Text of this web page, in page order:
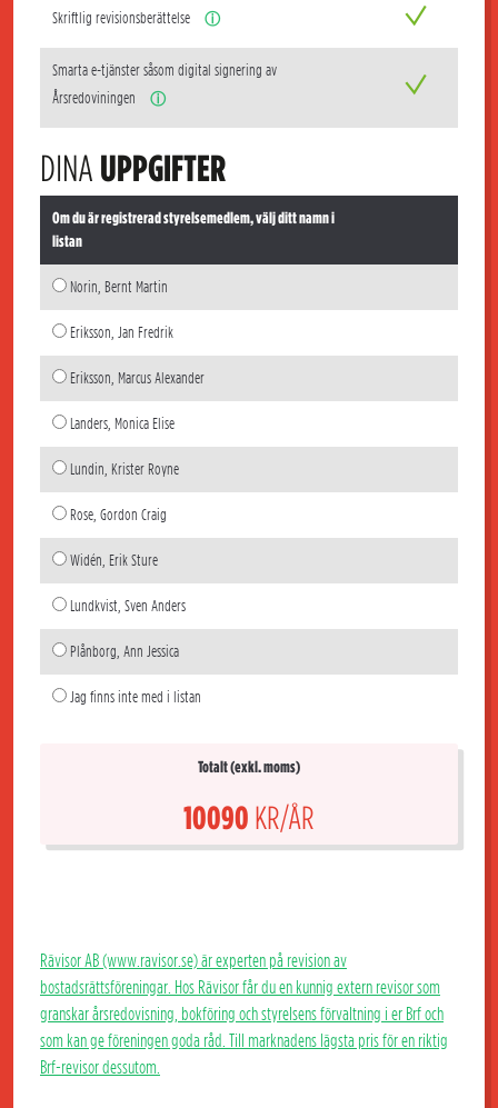
Skriftlig revisionsberättelse ⓘ
Smarta e-tjänster såsom digital signering av
Årsredoviningen
ⓘ
DINA UPPGIFTER
Om du är registrerad styrelsemedlem, välj ditt namn i
listan
Norin, Bernt Martin
Eriksson, Jan Fredrik
Eriksson, Marcus Alexander
Landers, Monica Elise
Lundin, Krister Royne
Rose, Gordon Craig
Widén, Erik Sture
Lundkvist, Sven Anders
Plånborg, Ann Jessica
Jag finns inte med i listan
Totalt (exkl. moms)
10090 KR/ÅR
Rävisor AB (www.ravisor.se) är experten på revision av
bostadsrättsföreningar. Hos Rävisor får du en kunnig extern revisor som
granskar årsredovisning, bokföring och styrelsens förvaltning i er Brf och
som kan ge föreningen goda råd. Till marknadens lägsta pris för en riktig
Brf-revisor dessutom.